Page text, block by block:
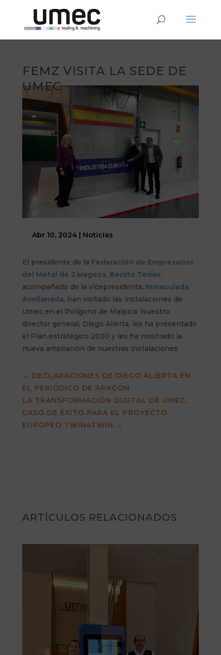
FEMZ VISITA LA SEDE DE
UMEC
Abr 10, 2024| Noticias
El presidente de la Federación de Empresarios
del Metal de Zaragoza, Benito Tesier,
acompañado de la vicepresidenta, Inmaculada
Avellanada, han visitado las instalaciones de
Umec en el Polígono de Malpica. Nuestro
director general, Diego Alierta, les ha presentado
el Plan estratégico 2030 y les ha mostrado la
nueva ampliación de nuestras instalaciones
← DECLARACIONES DE DIEGO ALIERTA EN
EL PERIÓDICO DE ARAGÓN
LA TRANSFORMACIÓN DIGITAL DE UMEC,
CASO DE ÉXITO PARA EL PROYECTO
EUROPEO TWIN4TWIN →
ARTÍCULOS RELACIONADOS